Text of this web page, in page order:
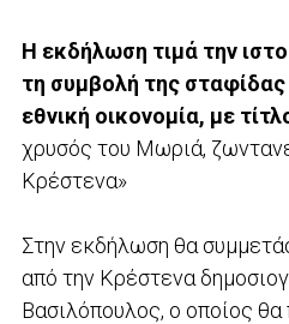
Η εκδήλωση τιμά την
τη συμβολή της σταφίδας
εθνική οικονομία, με
χρυσός του Μωριά,
Κρέστενα»
Στην εκδήλωση θα
από την Κρέστενα
Βασιλόπουλος, ο οποίος θα